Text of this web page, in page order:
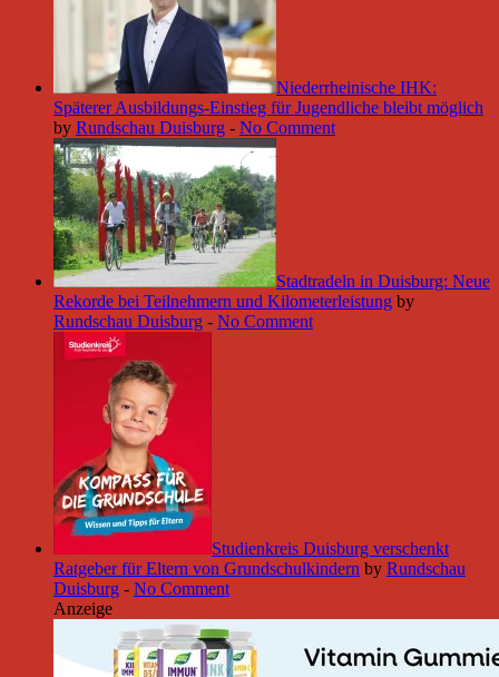
Niederrheinische IHK:
Späterer Ausbildungs-Einstieg für Jugendliche bleibt möglich
by Rundschau Duisburg - No Comment
Stadtradeln in Duisburg: Neue
Rekorde bei Teilnehmern und Kilometerleistung by
Rundschau Duisburg - No Comment
Studienkreis Duisburg verschenkt
Ratgeber für Eltern von Grundschulkindern by Rundschau
Duisburg - No Comment
Anzeige